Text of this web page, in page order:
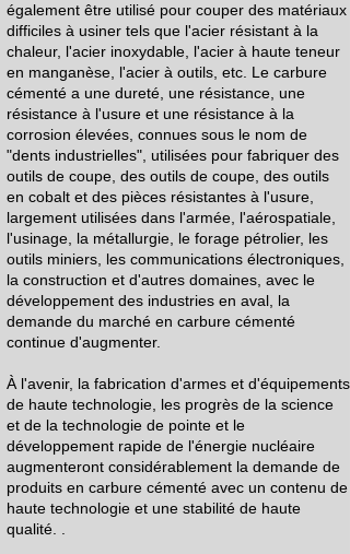
également être utilisé pour couper des matériaux
difficiles à usiner tels que l'acier résistant à la
chaleur, l'acier inoxydable, l'acier à haute teneur
en manganèse, l'acier à outils, etc. Le carbure
cémenté a une dureté, une résistance, une
résistance à l'usure et une résistance à la
corrosion élevées, connues sous le nom de
"dents industrielles", utilisées pour fabriquer des
outils de coupe, des outils de coupe, des outils
en cobalt et des pièces résistantes à l'usure,
largement utilisées dans l'armée, l'aérospatiale,
l'usinage, la métallurgie, le forage pétrolier, les
outils miniers, les communications électroniques,
la construction et d'autres domaines, avec le
développement des industries en aval, la
demande du marché en carbure cémenté
continue d'augmenter.
À l'avenir, la fabrication d'armes et d'équipements
de haute technologie, les progrès de la science
et de la technologie de pointe et le
développement rapide de l'énergie nucléaire
augmenteront considérablement la demande de
produits en carbure cémenté avec un contenu de
haute technologie et une stabilité de haute
qualité. .